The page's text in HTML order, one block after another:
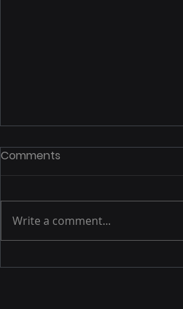
From Political Maps to
Comments
Write a comment...